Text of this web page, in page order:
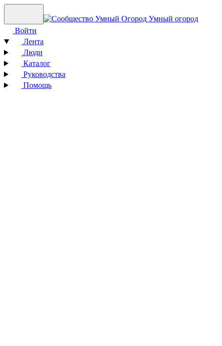
Умный огород
Войти
Лента
Люди
Каталог
Руководства
Помощь